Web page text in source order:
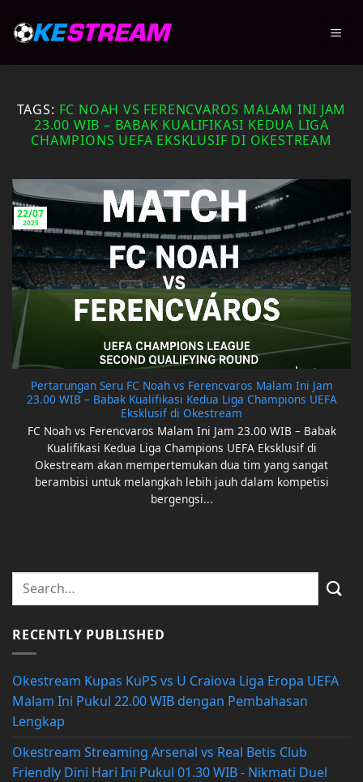
TAGS: FC NOAH VS FERENCVAROS MALAM INI JAM
23.00 WIB – BABAK KUALIFIKASI KEDUA LIGA
CHAMPIONS UEFA EKSKLUSIF DI OKESTREAM
Pertarungan Seru FC Noah vs Ferencvaros Malam Ini Jam
23.00 WIB – Babak Kualifikasi Kedua Liga Champions UEFA
Eksklusif di Okestream
FC Noah vs Ferencvaros Malam Ini Jam 23.00 WIB – Babak
Kualifikasi Kedua Liga Champions UEFA Eksklusif di
Okestream akan mempertemukan dua tim yang sangat
berambisi untuk melangkah lebih jauh dalam kompetisi
bergengsi...
22/07
2025
RECENTLY PUBLISHED
Okestream Kupas KuPS vs U Craiova Liga Eropa UEFA
Malam Ini Pukul 22.00 WIB dengan Pembahasan
Lengkap
Okestream Streaming Arsenal vs Real Betis Club
Friendly Dini Hari Ini Pukul 01.30 WIB - Nikmati Duel